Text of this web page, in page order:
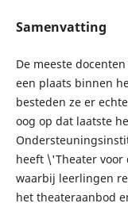
Samenvatting
De meeste
een plaats binnen
besteden ze er
oog op dat laatste
heeft \'Theater
waarbij leerlingen
het theateraanbod